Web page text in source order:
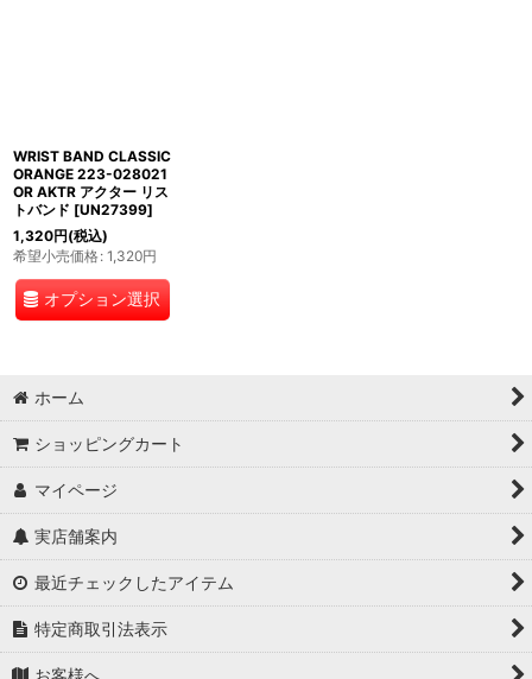
WRIST BAND CLASSIC
ORANGE 223-028021
OR AKTR アクター リス
トバンド [UN27399]
1,320円(税込)
希望小売価格: 1,320円
オプション選択
ホーム
ショッピングカート
マイページ
実店舗案内
最近チェックしたアイテム
特定商取引法表示
お客様へ